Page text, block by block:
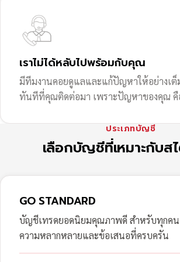
เราไม่ได้หลับไปพร้อมกับคุณ
มีทีมงานคอยดูแลและแก้ปัญหาให้อย่างเ
ทันทีที่คุณติดต่อมา เพราะปัญหาของคุณ คื
ประเภทบัญชี
เลือกบัญชีที่เหมาะกับ
GO STANDARD
บัญชีเทรดยอดนิยมคุณภาพดี สำหรับทุกคน
ความหลากหลายและข้อเสนอที่ครบครัน